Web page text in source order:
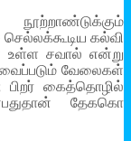
செல்லக்கூடிய கல்வி
உள்ள சவால் என்று
வேலைகள்
பிறர் கைத்தொழில்
தேககொ